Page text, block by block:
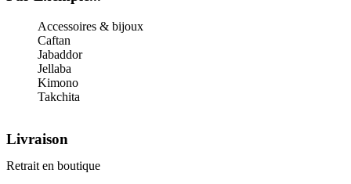
Accessoires & bijoux
Caftan
Jabaddor
Jellaba
Kimono
Takchita
Livraison
Retrait en boutique